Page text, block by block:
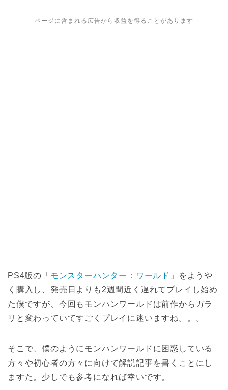
ページに含まれる広告から収益を得ることがあります
PS4版の「 モンスターハンター：ワールド 」をようや
く購入し、発売日よりも2週間近く遅れてプレイし始め
た僕ですが、今回もモンハンワールドは前作からガラ
リと変わっていてすごくプレイに迷いますね。。。
そこで、僕のようにモンハンワールドに困惑している
方々や初心者の方々に向けて解説記事を書くことにし
ますた。少しでも参考になれば幸いです。